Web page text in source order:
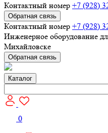
Контактный номер +7 (928)
Обратная связь
Контактный номер +7 (928)
Инженерное оборудование
Михайловске
Обратная связь
Каталог
0